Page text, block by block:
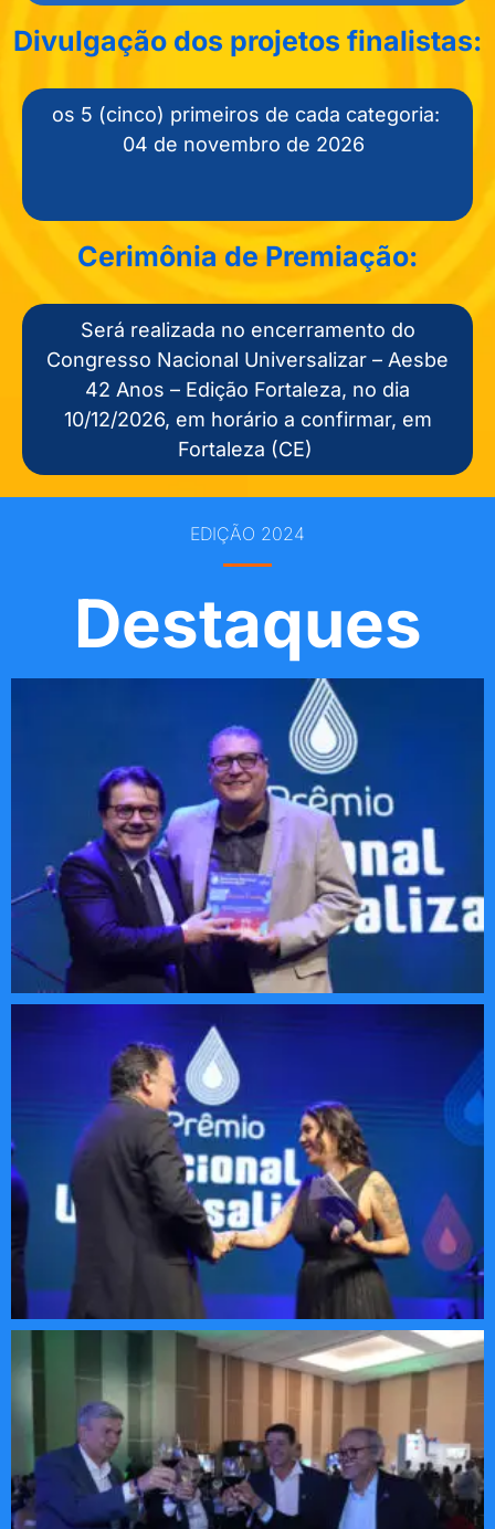
Divulgação dos projetos finalistas:
os 5 (cinco) primeiros de cada categoria:
04 de novembro de 2026
Cerimônia de Premiação:
Será realizada no encerramento do
Congresso Nacional Universalizar – Aesbe
42 Anos – Edição Fortaleza, no dia
10/12/2026, em horário a confirmar, em
Fortaleza (CE)
EDIÇÃO 2024
Destaques